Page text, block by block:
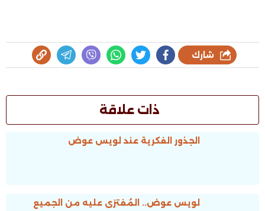
شارك
ذات علاقة
الجذور الفكرية عند لويس عوض
لويس عوض.. المُفترَى عليه من الجميع